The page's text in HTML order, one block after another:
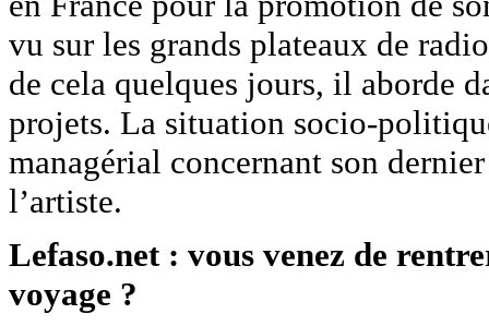
vu sur les grands plateaux de
de cela quelques jours, il aborde
projets. La situation socio-
managérial concernant son
l’artiste.
Lefaso.net : vous venez de
voyage ?